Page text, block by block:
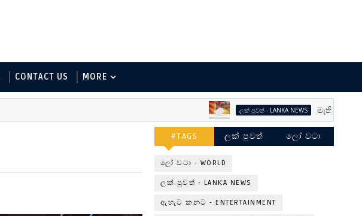
CONTACT US MORE
ලක් පුවත් - LANKA NEWS මැතිවරණ
#TAGS ලක් පුවත් ලෝ වටා
ලෝ වටා - WORLD
ලක් පුවත් - LANKA NEWS
ඇහැට කනට - ENTERTAINMENT